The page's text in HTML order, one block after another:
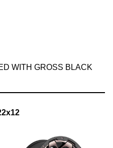
WITH GROSS BLACK